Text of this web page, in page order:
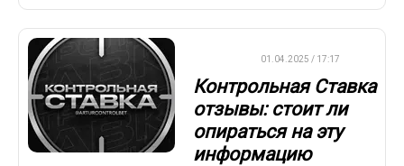
01.04.2025 / 17:17
Контрольная Ставка
отзывы: стоит ли
опираться на эту
информацию